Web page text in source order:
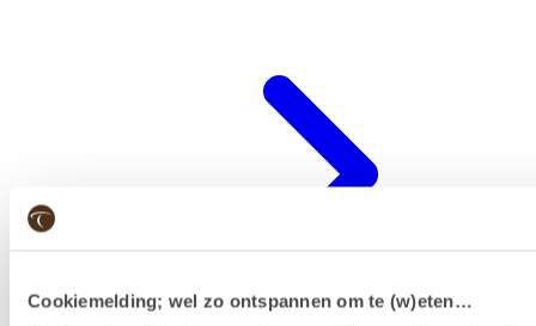
Cookiemelding; wel zo ontspannen om te (w)eten…